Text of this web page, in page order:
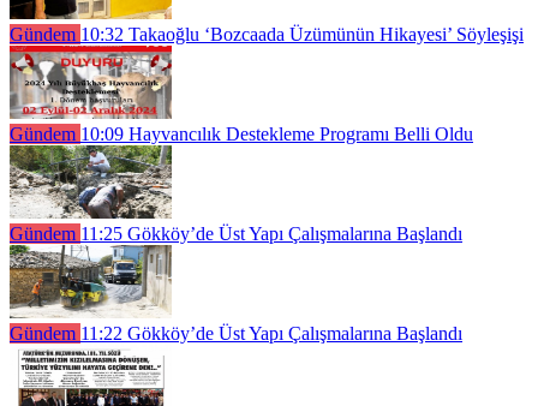
Gündem 10:32 Takaoğlu ‘Bozcaada Üzümünün Hikayesi’ Söyleşişi
Gündem 10:09 Hayvancılık Destekleme Programı Belli Oldu
Gündem 11:25 Gökköy’de Üst Yapı Çalışmalarına Başlandı
Gündem 11:22 Gökköy’de Üst Yapı Çalışmalarına Başlandı